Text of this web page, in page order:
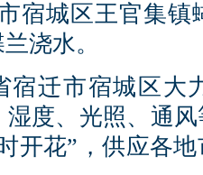
宿城区王官集
浇水。
宿迁市宿城区大
度、光照、通
开花”，供应各